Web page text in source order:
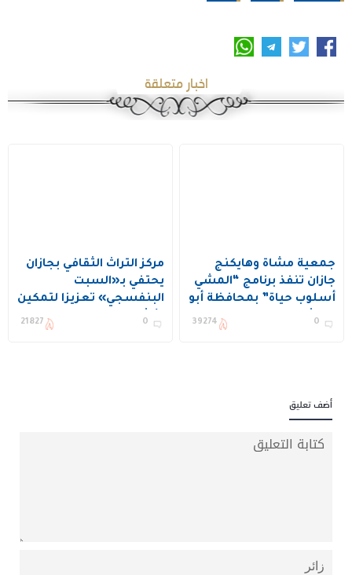
اخبار متعلقة
جمعية مشاة وهايكنج
جازان تنفذ برنامج “المشي
أسلوب حياة” بمحافظة أبو
عريش
0
39274
مركز التراث الثقافي بجازان
يحتفي بـ«السبت
البنفسجي» تعزيزا لتمكين
الأشخاص ذوي الإعاقة
0
21827
أضف تعليق